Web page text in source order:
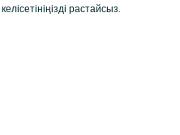
келісетініңізді растайсыз.